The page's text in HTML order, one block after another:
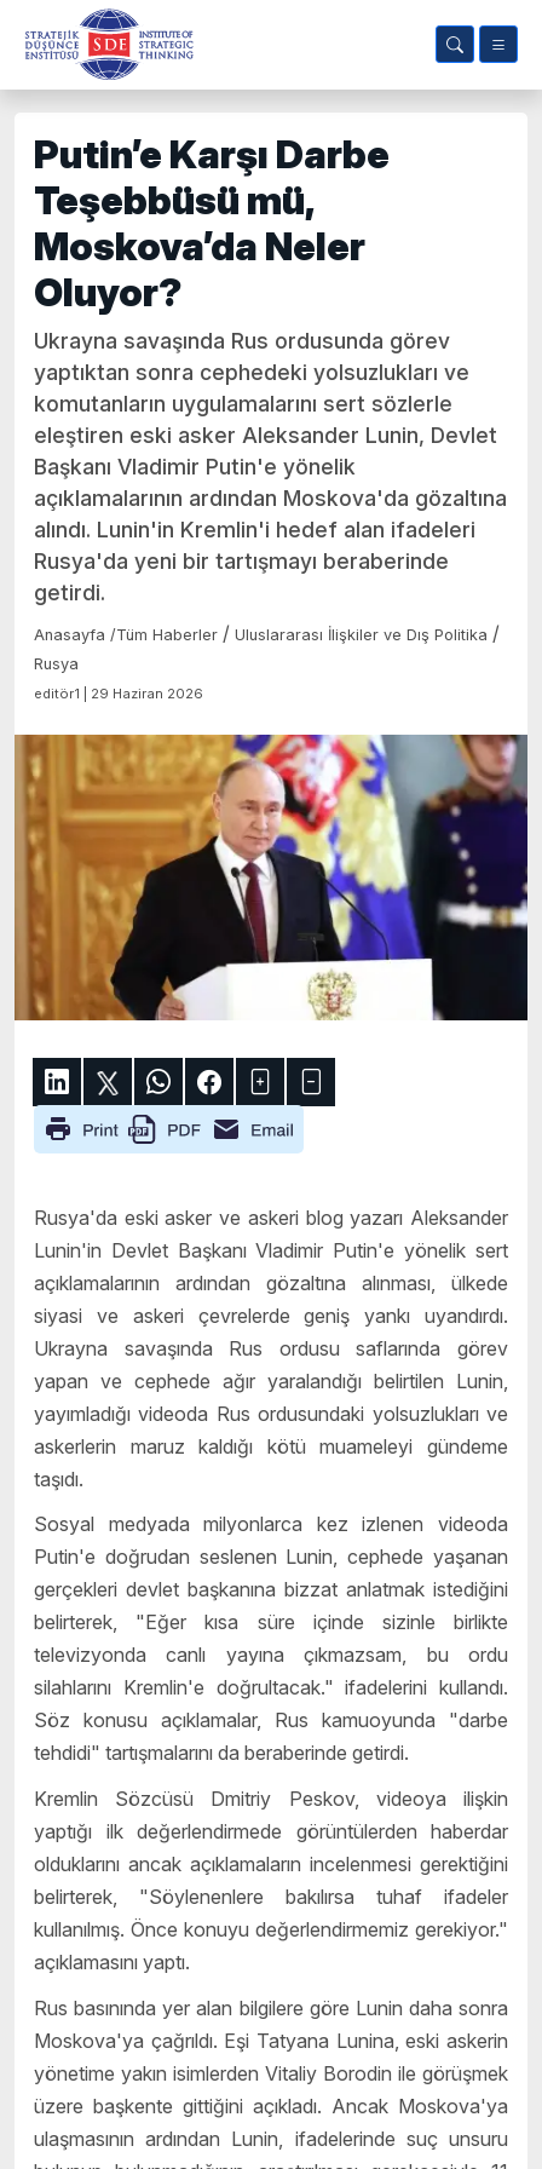
Putin’e Karşı Darbe
Teşebbüsü mü,
Moskova’da Neler
Oluyor?
Ukrayna savaşında Rus ordusunda görev
yaptıktan sonra cephedeki yolsuzlukları ve
komutanların uygulamalarını sert sözlerle
eleştiren eski asker Aleksander Lunin, Devlet
Başkanı Vladimir Putin'e yönelik
açıklamalarının ardından Moskova'da gözaltına
alındı. Lunin'in Kremlin'i hedef alan ifadeleri
Rusya'da yeni bir tartışmayı beraberinde
getirdi.
Anasayfa /Tüm Haberler / Uluslararası İlişkiler ve Dış Politika /
Rusya
editör1 | 29 Haziran 2026
Rusya'da eski asker ve askeri blog yazarı Aleksander
Lunin'in Devlet Başkanı Vladimir Putin'e yönelik sert
açıklamalarının ardından gözaltına alınması, ülkede
siyasi ve askeri çevrelerde geniş yankı uyandırdı.
Ukrayna savaşında Rus ordusu saflarında görev
yapan ve cephede ağır yaralandığı belirtilen Lunin,
yayımladığı videoda Rus ordusundaki yolsuzlukları ve
askerlerin maruz kaldığı kötü muameleyi gündeme
taşıdı.
Sosyal medyada milyonlarca kez izlenen videoda
Putin'e doğrudan seslenen Lunin, cephede yaşanan
gerçekleri devlet başkanına bizzat anlatmak istediğini
belirterek, "Eğer kısa süre içinde sizinle birlikte
televizyonda canlı yayına çıkmazsam, bu ordu
silahlarını Kremlin'e doğrultacak." ifadelerini kullandı.
Söz konusu açıklamalar, Rus kamuoyunda "darbe
tehdidi" tartışmalarını da beraberinde getirdi.
Kremlin Sözcüsü Dmitriy Peskov, videoya ilişkin
yaptığı ilk değerlendirmede görüntülerden haberdar
olduklarını ancak açıklamaların incelenmesi gerektiğini
belirterek, "Söylenenlere bakılırsa tuhaf ifadeler
kullanılmış. Önce konuyu değerlendirmemiz gerekiyor."
açıklamasını yaptı.
Rus basınında yer alan bilgilere göre Lunin daha sonra
Moskova'ya çağrıldı. Eşi Tatyana Lunina, eski askerin
yönetime yakın isimlerden Vitaliy Borodin ile görüşmek
üzere başkente gittiğini açıkladı. Ancak Moskova'ya
ulaşmasının ardından Lunin, ifadelerinde suç unsuru